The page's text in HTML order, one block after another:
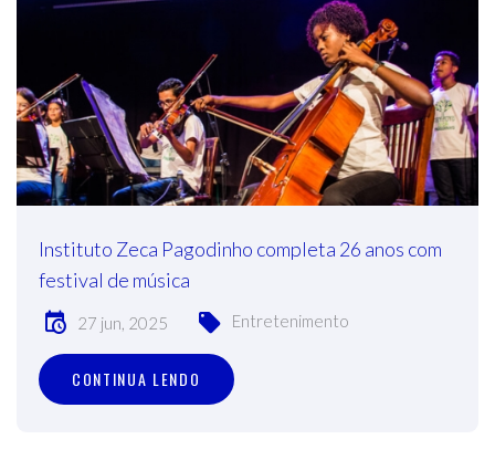
Instituto Zeca Pagodinho completa 26 anos com
festival de música
27 jun, 2025 Entretenimento
CONTINUA LENDO